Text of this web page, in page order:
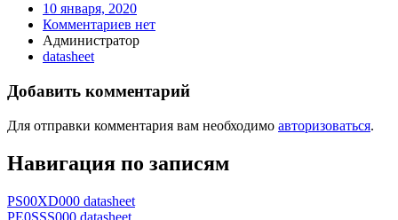
10 января, 2020
Комментариев нет
Администратор
datasheet
Добавить комментарий
Для отправки комментария вам необходимо авторизоваться.
Навигация по записям
PS00XD000 datasheet
PE0SSS000 datasheet